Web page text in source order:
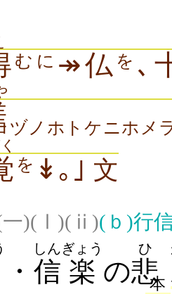
むに ↠仏 を ､
ヅノホトケニホメ
を ↡｡｣ 文
一)(Ⅰ)(ⅱ)(ｂ)行
・ 信
しん
楽
ぎょう
の悲
ひ
本